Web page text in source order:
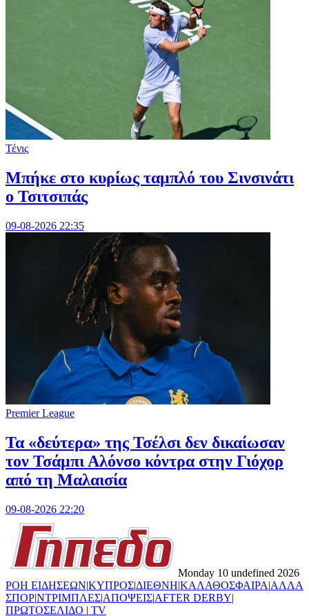
Τένις
Mπήκε στο κυρίως ταμπλό του Σινσινάτι
ο Τσιτσιπάς
09-08-2026 22:35
Premier League
Τα «δεύτερα» της Τσέλσι δεν δικαίωσαν
τον Τσάμπι Αλόνσο κόντρα στην Γιόχορ
από τη Μαλαισία
09-08-2026 22:20
Monday 10 undefined 2026
ΡΟΗ ΕΙΔΗΣΕΩΝ|ΚΥΠΡΟΣ|ΔΙΕΘΝΗ|ΚΑΛΑΘΟΣΦΑΙΡΑ|ΑΛΛΑ
ΣΠΟΡ|ΝΤΡΙΜΠΛΕΣ|ΑΠΟΨΕΙΣ|AFTER DERBY|
ΠΡΩΤΟΣΕΛΙΔΟ | TV